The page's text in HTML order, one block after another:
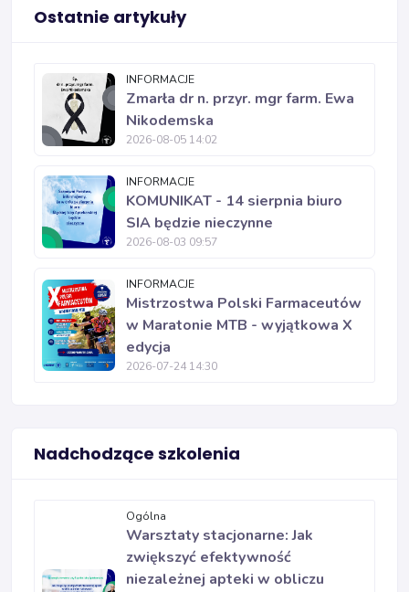
Ostatnie artykuły
INFORMACJE
Zmarła dr n. przyr. mgr farm. Ewa
Nikodemska
2026-08-05 14:02
INFORMACJE
KOMUNIKAT - 14 sierpnia biuro
SIA będzie nieczynne
2026-08-03 09:57
INFORMACJE
Mistrzostwa Polski Farmaceutów
w Maratonie MTB - wyjątkowa X
edycja
2026-07-24 14:30
Nadchodzące szkolenia
Ogólna
Warsztaty stacjonarne: Jak
zwiększyć efektywność
niezależnej apteki w obliczu